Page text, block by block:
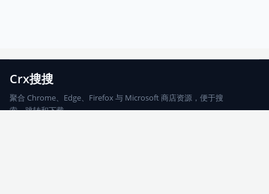
Crx搜搜
聚合 Chrome、Edge、Firefox 与 Microsoft 商店资源，便于搜
索、跳转和下载。